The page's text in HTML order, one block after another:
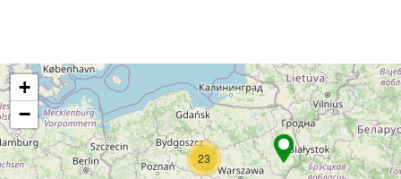
23
+
−